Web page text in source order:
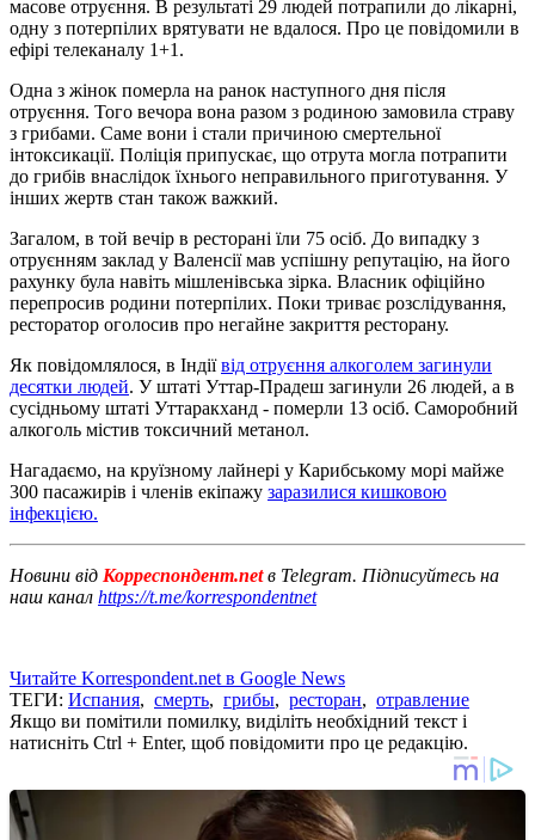
масове отруєння. В результаті 29 людей потрапили до лікарні,
одну з потерпілих врятувати не вдалося. Про це повідомили в
ефірі телеканалу 1+1.
Одна з жінок померла на ранок наступного дня після
отруєння. Того вечора вона разом з родиною замовила страву
з грибами. Саме вони і стали причиною смертельної
інтоксикації. Поліція припускає, що отрута могла потрапити
до грибів внаслідок їхнього неправильного приготування. У
інших жертв стан також важкий.
Загалом, в той вечір в ресторані їли 75 осіб. До випадку з
отруєнням заклад у Валенсії мав успішну репутацію, на його
рахунку була навіть мішленівська зірка. Власник офіційно
перепросив родини потерпілих. Поки триває розслідування,
ресторатор оголосив про негайне закриття ресторану.
Як повідомлялося, в Індіївід отруєння алкоголем загинули
десятки людей. У штаті Уттар-Прадеш загинули 26 людей, а в
сусідньому штаті Уттаракханд - померли 13 осіб. Саморобний
алкоголь містив токсичний метанол.
Нагадаємо, на круїзному лайнері у Карибському морі майже
300 пасажирів і членів екіпажу заразилися кишковою
інфекцією.
Новини від Корреспондент.netв Telegram. Підписуйтесь на
наш канал https://t.me/korrespondentnet
Читайте Korrespondent.net в Google News
ТЕГИ: Испания, смерть, грибы, ресторан, отравление
Якщо ви помітили помилку, виділіть необхідний текст і
натисніть Ctrl + Enter, щоб повідомити про це редакцію.